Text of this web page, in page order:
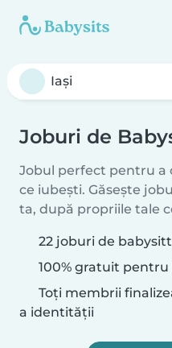
Joburi de
Jobul perfect pentru a
ce iubești. Găsește
ta, după propriile tale
22 joburi de
100% gratuit pentru
Toți membrii
a identității